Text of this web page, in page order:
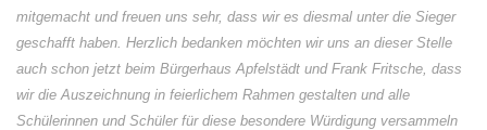
mitgemacht und freuen uns sehr, dass wir es diesmal unter die Sieger
geschafft haben. Herzlich bedanken möchten wir uns an dieser Stelle
auch schon jetzt beim Bürgerhaus Apfelstädt und Frank Fritsche, dass
wir die Auszeichnung in feierlichem Rahmen gestalten und alle
Schülerinnen und Schüler für diese besondere Würdigung versammeln